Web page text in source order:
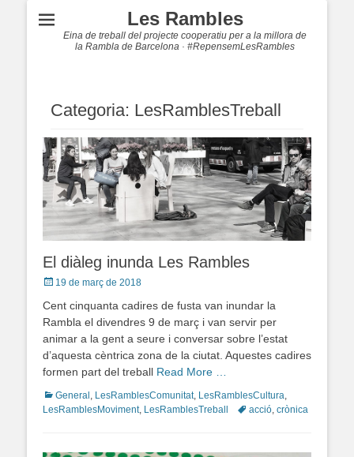
Les Rambles
Eina de treball del projecte cooperatiu per a la millora de
la Rambla de Barcelona · #RepensemLesRambles
Categoria: LesRamblesTreball
El diàleg inunda Les Rambles
Posted
19 de març de 2018
Cent cinquanta cadires de fusta van inundar la
Rambla el divendres 9 de març i van servir per
animar a la gent a seure i conversar sobre l’estat
d’aquesta cèntrica zona de la ciutat. Aquestes cadires
formen part del treball Read More …
Categories
General LesRamblesComunitat, LesRamblesCultura
LesRamblesMoviment, LesRamblesTreball Tagsacció crònica